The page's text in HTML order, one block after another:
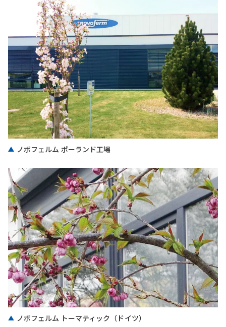
ノボフェルム ポーランド工場
ノボフェルム トーマティック（ドイツ）